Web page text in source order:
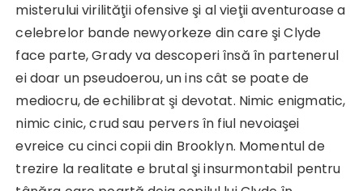
misterului virilităţii ofensive şi al vieţii aventuroase a
celebrelor bande newyorkeze din care şi Clyde
face parte, Grady va descoperi însă în partenerul
ei doar un pseudoerou, un ins cât se poate de
mediocru, de echilibrat şi devotat. Nimic enigmatic,
nimic cinic, crud sau pervers în fiul nevoiaşei
evreice cu cinci copii din Brooklyn. Momentul de
trezire la realitate e brutal şi insurmontabil pentru